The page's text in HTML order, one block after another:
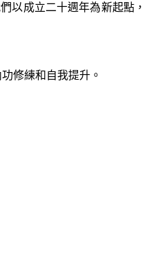
以成立二十週年為新起點，
修練和自我提升。